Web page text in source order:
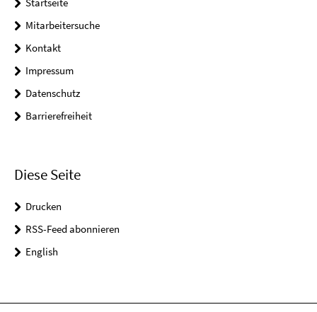
Mitarbeitersuche
Kontakt
Impressum
Datenschutz
Barrierefreiheit
Diese Seite
Drucken
RSS-Feed abonnieren
English